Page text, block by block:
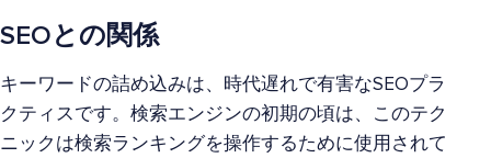
SEOとの関係
キーワードの詰め込みは、時代遅れで有害なSEOプラ
クティスです。検索エンジンの初期の頃は、このテク
ニックは検索ランキングを操作するために使用されて